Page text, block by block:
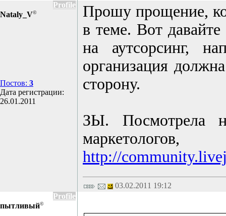
Profile
Nataly_V©
Постов: 3
Дата регистрации:
26.01.2011
Прошу прощение,
в теме. Вот
на аутсорсинг,
организация
сторону.
ЗЫ. Посмотрела
http://
03.02.2011 19:12
Profile
пытливый©